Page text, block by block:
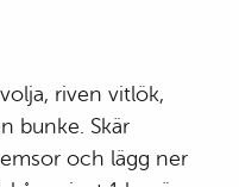
riven vitlök,
bunke. Skär
och lägg ner